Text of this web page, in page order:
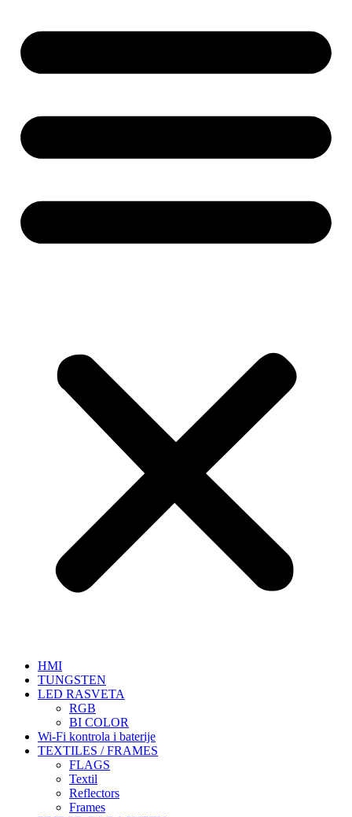
HMI
TUNGSTEN
LED RASVETA
RGB
BI COLOR
Wi-Fi kontrola i baterije
TEXTILES / FRAMES
FLAGS
Textil
Reflectors
Frames